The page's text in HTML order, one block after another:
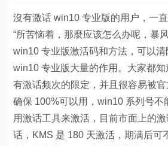
沒有激话 win10 专业版的用户，一
“所苦恼着，那麼应该怎么办呢，暴
win10 专业版激活码和方法，可以清
win10 专业版大量的作用。大家都
有激话频次的限定，并且很容易被
确保 100%可以用，win10 系列号不
用激话工具来激活，目前市面上的
话，KMS 是 180 天激活，期满后可